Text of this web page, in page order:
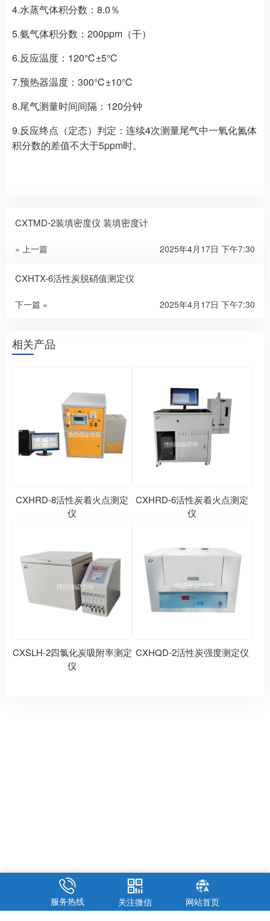
4.水蒸气体积分数：8.0％
5.氨气体积分数：200ppm（干）
6.反应温度：120℃±5℃
7.预热器温度：300℃±10℃
8.尾气测量时间间隔：120分钟
9.反应终点（定态）判定：连续4次测量尾气中一氧化氮体
积分数的差值不大于5ppm时。
CXTMD-2装填密度仪 装填密度计
« 上一篇 2025年4月17日 下午7:30
CXHTX-6活性炭脱硝值测定仪
下一篇 » 2025年4月17日 下午7:30
相关产品
CXHRD-8活性炭着火点测定
仪
CXHRD-6活性炭着火点测定
仪
CXSLH-2四氯化炭吸附率测定
仪
CXHQD-2活性炭强度测定仪
服务热线 关注微信 网站首页